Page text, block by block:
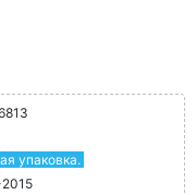
упаковка.